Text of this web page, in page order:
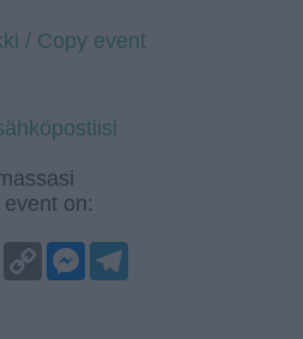
/ Copy event
on:
Copy
Link
Messenger